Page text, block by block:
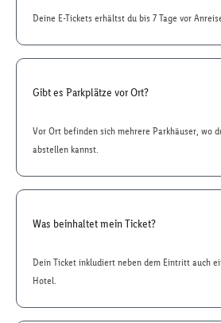
Deine E-Tickets erhältst du bis 7 Tage vor
Gibt es Parkplätze vor Ort?
Vor Ort befinden sich mehrere Parkhäuser, wo
abstellen kannst.
Was beinhaltet mein Ticket?
Dein Ticket inkludiert neben dem Eintritt auch
Hotel.